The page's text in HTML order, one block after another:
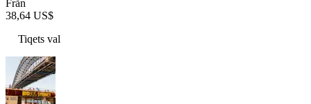
Från
38,64 US$
Tiqets val